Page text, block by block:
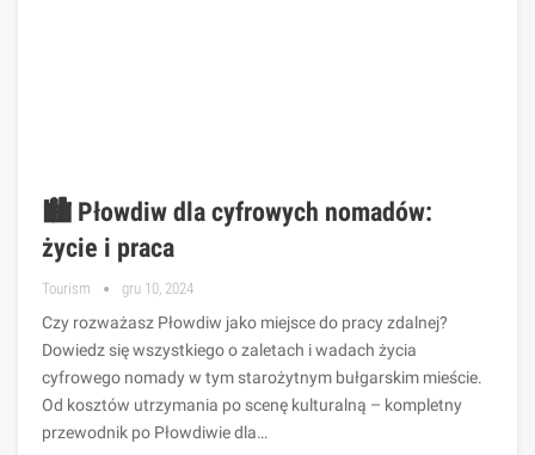
🏙️ Płowdiw dla cyfrowych nomadów:
życie i praca
Tourism gru 10, 2024
Czy rozważasz Płowdiw jako miejsce do pracy zdalnej?
Dowiedz się wszystkiego o zaletach i wadach życia
cyfrowego nomady w tym starożytnym bułgarskim mieście.
Od kosztów utrzymania po scenę kulturalną – kompletny
przewodnik po Płowdiwie dla…